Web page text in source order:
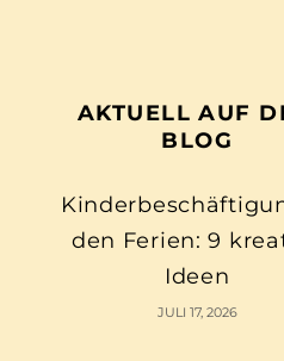
AKTUELL AUF
BLOG
den Ferien: 9
Ideen
JULI 17, 2026